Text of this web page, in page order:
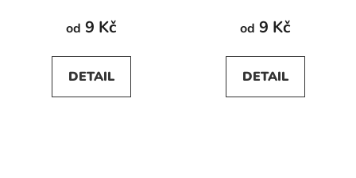
od 9 Kč
DETAIL
od 9 Kč
DETAIL